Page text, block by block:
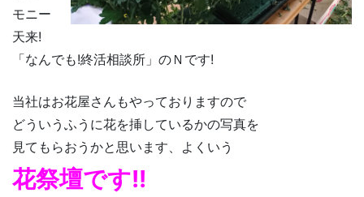
モニー
天来!
「なんでも!終活相談所」のＮです!
当社はお花屋さんもやっておりますので
どういうふうに花を挿しているかの写真を
見てもらおうかと思います、よくいう
花祭壇です!!